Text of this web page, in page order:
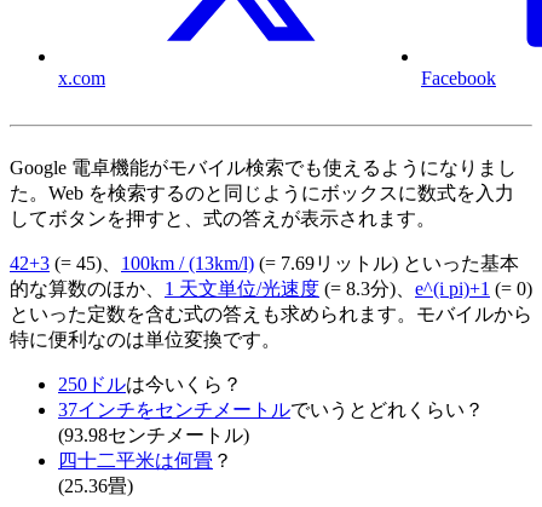
x.com Facebook
Google 電卓機能がモバイル検索でも使えるようになりまし
た。Web を検索するのと同じようにボックスに数式を入力
してボタンを押すと、式の答えが表示されます。
42+3 (= 45)、 100km / (13km/l) (= 7.69リットル) といった基本
的な算数のほか、 1 天文単位/光速度 (= 8.3分)、 e^(i pi)+1 (= 0)
といった定数を含む式の答えも求められます。モバイルから
特に便利なのは単位変換です。
250ドルは今いくら？
37インチをセンチメートルでいうとどれくらい？
(93.98センチメートル)
四十二平米は何畳 ？
(25.36畳)